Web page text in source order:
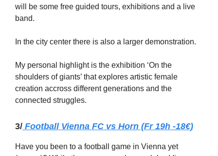
will be some free guided tours, exhibitions and a live
band.
In the city center there is also a larger demonstration.
My personal highlight is the exhibition ‘On the
shoulders of giants’ that explores artistic female
creation accross different generations and the
connected struggles.
3/ Football Vienna FC vs Horn (Fr 19h -18€)
Have you been to a football game in Vienna yet